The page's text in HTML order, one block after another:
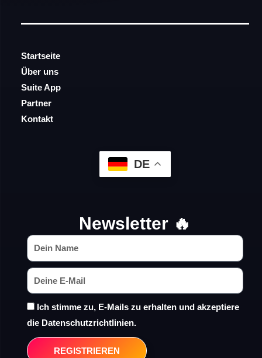
Startseite
Über uns
Suite App
Partner
Kontakt
DE
Newsletter 🔥
Ich stimme zu, E-Mails zu erhalten und akzeptiere
die Datenschutzrichtlinien.
REGISTRIEREN